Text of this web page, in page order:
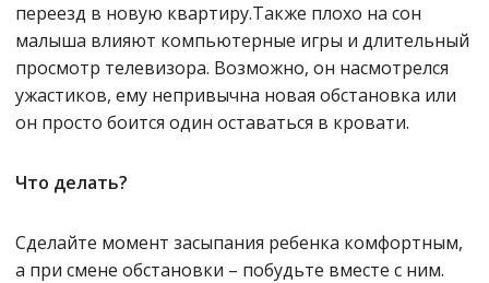
переезд в новую квартиру.Также плохо на сон
малыша влияют компьютерные игры и длительный
просмотр телевизора. Возможно, он насмотрелся
ужастиков, ему непривычна новая обстановка или
он просто боится один оставаться в кровати.
Что делать?
Сделайте момент засыпания ребенка комфортным,
а при смене обстановки – побудьте вместе с ним.